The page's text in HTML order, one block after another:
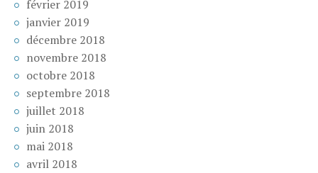
février 2019
janvier 2019
décembre 2018
novembre 2018
octobre 2018
septembre 2018
juillet 2018
juin 2018
mai 2018
avril 2018